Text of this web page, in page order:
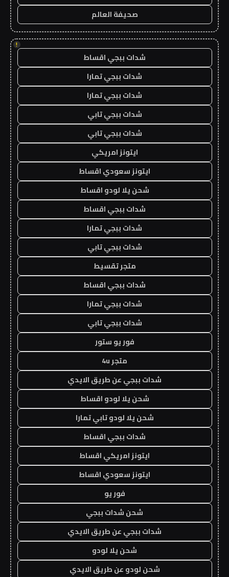
صحيفة العالم
!
شدات ببجي اقساط
شدات ببجي تمارا
شدات ببجي تمارا
شدات ببجي تابي
شدات ببجي تابي
ايتونز امريكي
ايتونز سعودي اقساط
شحن يلا لودو اقساط
شدات ببجي اقساط
شدات ببجي تمارا
شدات ببجي تابي
متجر تقسيط
شدات ببجي اقساط
شدات ببجي تمارا
شدات ببجي تابي
فور يو ستور
متجر 4u
شدات ببجي عن طريق الايدي
شحن يلا لودو اقساط
شحن يلا لودو تابي تمارا
شدات ببجي اقساط
ايتونز امريكي اقساط
ايتونز سعودي اقساط
فور يو
شحن شدات ببجي
شدات ببجي عن طريق الايدي
شحن يلا لودو
شحن لودو عن طريق الايدي